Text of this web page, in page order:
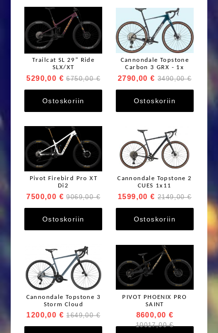
Trailcat SL 29" Ride
SLX/XT
5290,00 € 6750,00 €
Ostoskoriin
Cannondale Topstone
Carbon 3 GRX - 1x
2790,00 € 3490,00 €
Ostoskoriin
Pivot Firebird Pro XT
Di2
7500,00 € 9069,00 €
Ostoskoriin
Cannondale Topstone 2
CUES 1x11
1599,00 € 2149,00 €
Ostoskoriin
Cannondale Topstone 3
Storm Cloud
1200,00 € 1649,00 €
PIVOT PHOENIX PRO
SAINT
8600,00 €
10017,00 €